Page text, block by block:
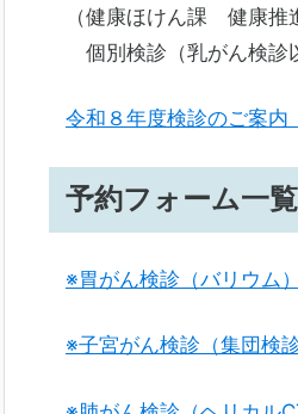
（健康ほけん課 健康推
個別検診（乳がん検診
令和８年度検診のご案内
予約フォーム一覧
※胃がん検診（バリウム
※子宮がん検診（集団検